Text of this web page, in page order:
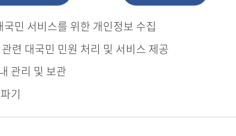
민 서비스를 위한 개인정보 수집
련 대국민 민원 처리 및 서비스 제공
관리 및 보관
기